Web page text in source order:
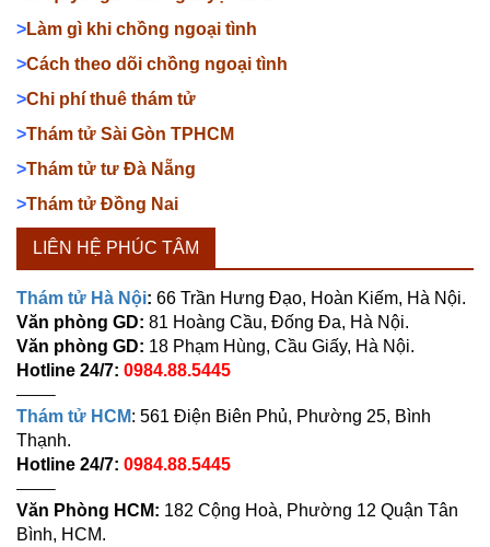
>Làm gì khi chồng ngoại tình
>Cách theo dõi chồng ngoại tình
>Chi phí thuê thám tử
>Thám tử Sài Gòn TPHCM
>Thám tử tư Đà Nẵng
>Thám tử Đồng Nai
LIÊN HỆ PHÚC TÂM
Thám tử Hà Nội: 66 Trần Hưng Đạo, Hoàn Kiếm, Hà Nội.
Văn phòng GD: 81 Hoàng Cầu, Đống Đa, Hà Nội.
Văn phòng GD: 18 Phạm Hùng, Cầu Giấy, Hà Nội.
Hotline 24/7: 0984.88.5445
——–
Thám tử HCM: 561 Điện Biên Phủ, Phường 25, Bình
Thạnh.
Hotline 24/7: 0984.88.5445
——–
Văn Phòng HCM: 182 Cộng Hoà, Phường 12 Quận Tân
Bình, HCM.